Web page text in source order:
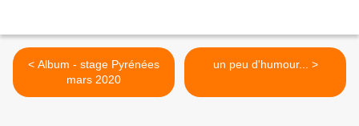
< Album - stage Pyrénées
mars 2020
un peu d'humour... >